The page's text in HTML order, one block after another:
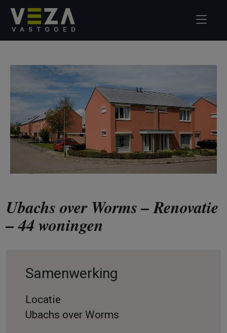
Ubachs over Worms – Renovatie
– 44 woningen
Samenwerking
Locatie
Ubachs over Worms